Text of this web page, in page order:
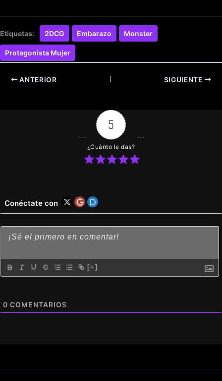
Etiquetas: 2DCG Embarazo Monster
Protagonista Mujer
ANTERIOR SIGUIENTE
5
¿Cuánto le das?
Conéctate con
[+]
0 COMENTARIOS